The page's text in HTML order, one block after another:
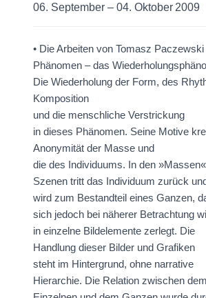
06. September – 04. Oktober 2009
• Die Arbeiten von Tomasz
Phänomen – das
Die Wiederholung der Form, des
Komposition
und die menschliche Verstrickung
in dieses Phänomen. Seine Motive
Anonymität der Masse und
die des Individuums. In den
Szenen tritt das Individuum zurück
wird zum Bestandteil eines Ganzen,
sich jedoch bei näherer Betrachtung
in einzelne Bildelemente zerlegt. Die
Handlung dieser Bilder und Grafiken
steht im Hintergrund, ohne narrative
Hierarchie. Die Relation zwischen dem